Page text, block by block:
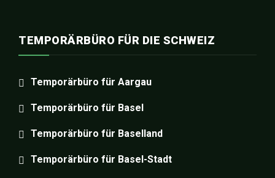
TEMPORÄRBÜRO FÜR DIE SCHWEIZ
Temporärbüro für Aargau
Temporärbüro für Basel
Temporärbüro für Baselland
Temporärbüro für Basel-Stadt